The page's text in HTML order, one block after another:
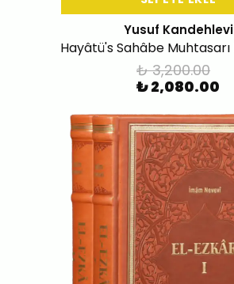
Yusuf Kandehlevi
₺ 3,200.00
₺ 2,080.00